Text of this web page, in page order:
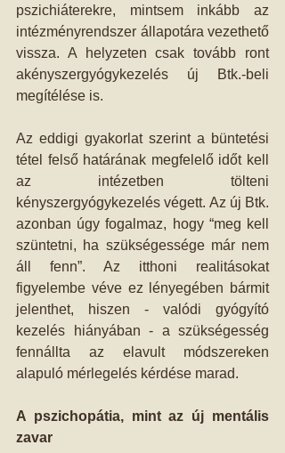
pszichiáterekre, mintsem inkább az
intézményrendszer állapotára vezethető
vissza. A helyzeten csak tovább ront
akényszergyógykezelés új Btk.-beli
megítélése is.
Az eddigi gyakorlat szerint a büntetési
tétel felső határának megfelelő időt kell
az intézetben tölteni
kényszergyógykezelés végett. Az új Btk.
azonban úgy fogalmaz, hogy “meg kell
szüntetni, ha szükségessége már nem
áll fenn”. Az itthoni realitásokat
figyelembe véve ez lényegében bármit
jelenthet, hiszen - valódi gyógyító
kezelés hiányában - a szükségesség
fennállta az elavult módszereken
alapuló mérlegelés kérdése marad.
A pszichopátia, mint az új mentális
zavar